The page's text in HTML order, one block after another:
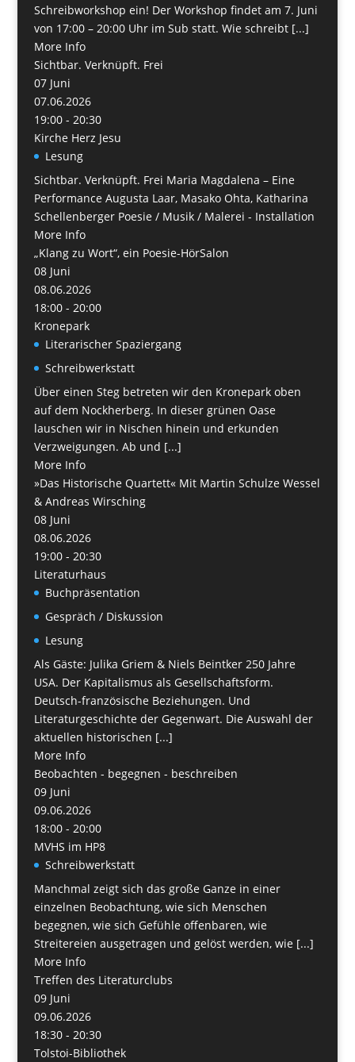
Schreibworkshop ein! Der Workshop findet am 7. Juni
von 17:00 – 20:00 Uhr im Sub statt. Wie schreibt [...]
More Info
Sichtbar. Verknüpft. Frei
07 Juni
07.06.2026
19:00 - 20:30
Kirche Herz Jesu
Lesung
Sichtbar. Verknüpft. Frei Maria Magdalena – Eine
Performance Augusta Laar, Masako Ohta, Katharina
Schellenberger Poesie / Musik / Malerei - Installation
More Info
„Klang zu Wort“, ein Poesie-HörSalon
08 Juni
08.06.2026
18:00 - 20:00
Kronepark
Literarischer Spaziergang
Schreibwerkstatt
Über einen Steg betreten wir den Kronepark oben
auf dem Nockherberg. In dieser grünen Oase
lauschen wir in Nischen hinein und erkunden
Verzweigungen. Ab und [...]
More Info
»Das Historische Quartett« Mit Martin Schulze Wessel
& Andreas Wirsching
08 Juni
08.06.2026
19:00 - 20:30
Literaturhaus
Buchpräsentation
Gespräch / Diskussion
Lesung
Als Gäste: Julika Griem & Niels Beintker 250 Jahre
USA. Der Kapitalismus als Gesellschaftsform.
Deutsch-französische Beziehungen. Und
Literaturgeschichte der Gegenwart. Die Auswahl der
aktuellen historischen [...]
More Info
Beobachten - begegnen - beschreiben
09 Juni
09.06.2026
18:00 - 20:00
MVHS im HP8
Schreibwerkstatt
Manchmal zeigt sich das große Ganze in einer
einzelnen Beobachtung, wie sich Menschen
begegnen, wie sich Gefühle offenbaren, wie
Streitereien ausgetragen und gelöst werden, wie [...]
More Info
Treffen des Literaturclubs
09 Juni
09.06.2026
18:30 - 20:30
Tolstoi-Bibliothek